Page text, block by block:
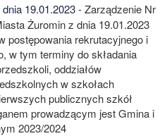
19.01.2023- Zarządzenie Nr
Żuromin z dnia 19.01.2023
postępowania rekrutacyjnego i
w tym terminy do składania
oddziałów
w szkołach
publicznych szkół
prowadzącym jest Gmina i
2023/2024